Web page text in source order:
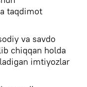
taqdimot
va savdo
chiqqan holda
imtiyozlar